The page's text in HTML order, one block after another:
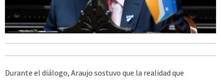
Durante el diálogo, Araujo sostuvo que la realidad que